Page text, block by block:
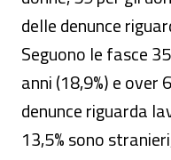
delle denunce
Seguono le fasce
anni (18,9%) e over
denunce riguarda
13,5% sono